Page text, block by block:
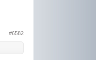
#6582